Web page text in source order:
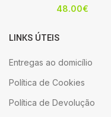
48.00€
LINKS ÚTEIS
Entregas ao domicílio
Política de Cookies
Política de Devolução